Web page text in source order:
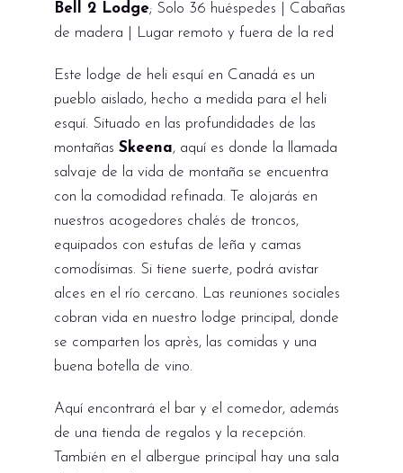
Bell 2 Lodge; Solo 36 huéspedes | Cabañas
de madera | Lugar remoto y fuera de la red
Este lodge de heli esquí en Canadá es un
pueblo aislado, hecho a medida para el heli
esquí. Situado en las profundidades de las
montañas Skeena, aquí es donde la llamada
salvaje de la vida de montaña se encuentra
con la comodidad refinada. Te alojarás en
nuestros acogedores chalés de troncos,
equipados con estufas de leña y camas
comodísimas. Si tiene suerte, podrá avistar
alces en el río cercano. Las reuniones sociales
cobran vida en nuestro lodge principal, donde
se comparten los après, las comidas y una
buena botella de vino.
Aquí encontrará el bar y el comedor, además
de una tienda de regalos y la recepción.
También en el albergue principal hay una sala